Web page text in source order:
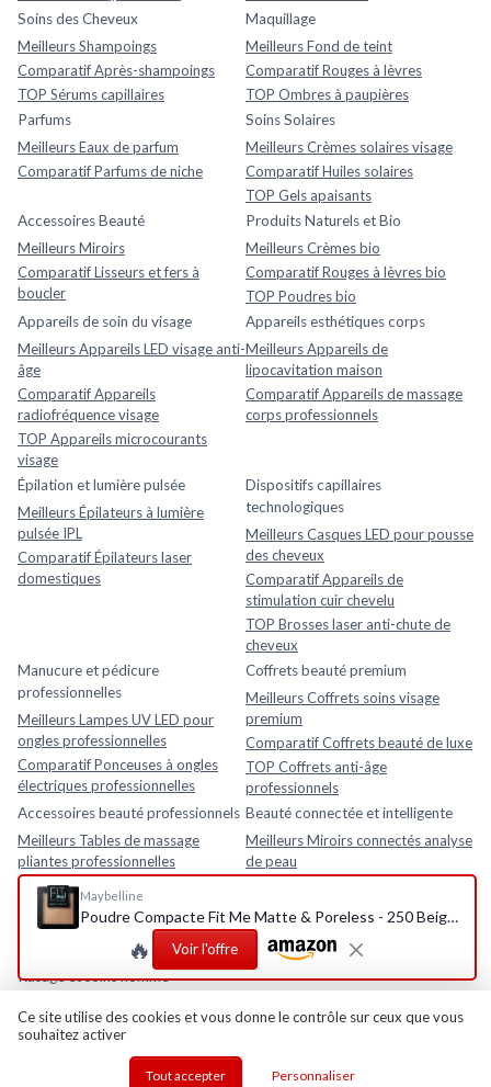
Maybelline
Poudre Compacte Fit Me Matte & Poreless - 250 Beige Ensoleillé
🔥 Voir l'offre
Soins des Cheveux
Meilleurs Shampoings
Comparatif Après-shampoings
TOP Sérums capillaires
Maquillage
Meilleurs Fond de teint
Comparatif Rouges à lèvres
TOP Ombres à paupières
Parfums
Meilleurs Eaux de parfum
Comparatif Parfums de niche
Soins Solaires
Meilleurs Crèmes solaires visage
Comparatif Huiles solaires
TOP Gels apaisants
Accessoires Beauté
Meilleurs Miroirs
Comparatif Lisseurs et fers à
boucler
Produits Naturels et Bio
Meilleurs Crèmes bio
Comparatif Rouges à lèvres bio
TOP Poudres bio
Appareils de soin du visage
Meilleurs Appareils LED visage anti-
âge
Comparatif Appareils
radiofréquence visage
TOP Appareils microcourants
visage
Appareils esthétiques corps
Meilleurs Appareils de
lipocavitation maison
Comparatif Appareils de massage
corps professionnels
Épilation et lumière pulsée
Meilleurs Épilateurs à lumière
pulsée IPL
Comparatif Épilateurs laser
domestiques
Dispositifs capillaires
technologiques
Meilleurs Casques LED pour pousse
des cheveux
Comparatif Appareils de
stimulation cuir chevelu
TOP Brosses laser anti-chute de
cheveux
Manucure et pédicure
professionnelles
Meilleurs Lampes UV LED pour
ongles professionnelles
Comparatif Ponceuses à ongles
électriques professionnelles
Coffrets beauté premium
Meilleurs Coffrets soins visage
premium
Comparatif Coffrets beauté de luxe
TOP Coffrets anti-âge
professionnels
Accessoires beauté professionnels
Meilleurs Tables de massage
pliantes professionnelles
Comparatif Loupes esthétiques
avec lampe LED
TOP Fauteuils esthétiques
Beauté connectée et intelligente
Meilleurs Miroirs connectés analyse
de peau
TOP Appareils beauté intelligents
avec application mobile
Rasage et soins homme
Ce site utilise des cookies et vous donne le contrôle sur ceux que vous
souhaitez activer
Tout accepter Personnaliser